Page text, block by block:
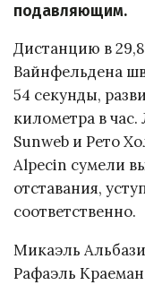
подавляющим.
Дистанцию в
Вайнфельдена
54 секунды,
километра в
Sunweb и Рето
Alpecin сумели
отставания,
соответственно.
Микаэль
Рафаэль